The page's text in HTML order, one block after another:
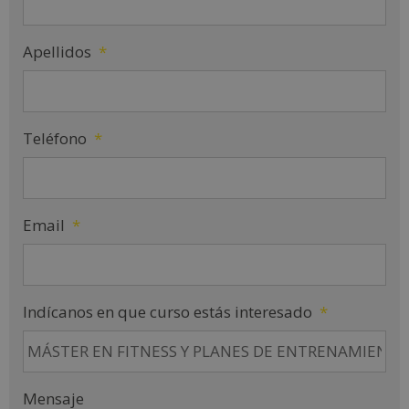
Apellidos *
Teléfono *
Email *
Indícanos en que curso estás interesado *
Mensaje